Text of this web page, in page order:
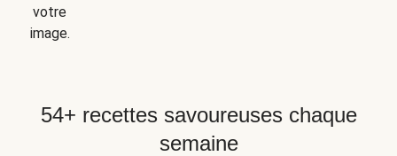
votre
image.
54+ recettes savoureuses chaque
semaine